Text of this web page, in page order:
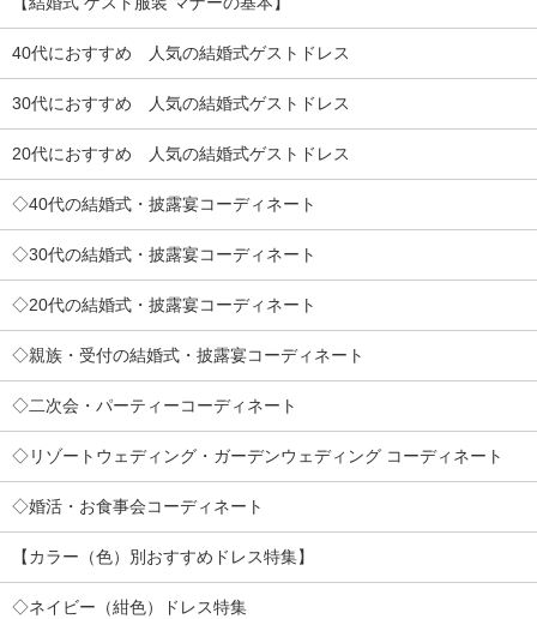
40代におすすめ 人気の結婚式ゲストドレス
30代におすすめ 人気の結婚式ゲストドレス
20代におすすめ 人気の結婚式ゲストドレス
◇40代の結婚式・披露宴コーディネート
◇30代の結婚式・披露宴コーディネート
◇20代の結婚式・披露宴コーディネート
◇親族・受付の結婚式・披露宴コーディネート
◇二次会・パーティーコーディネート
◇リゾートウェディング・ガーデンウェディング コーディネート
◇婚活・お食事会コーディネート
【カラー（色）別おすすめドレス特集】
◇ネイビー（紺色）ドレス特集